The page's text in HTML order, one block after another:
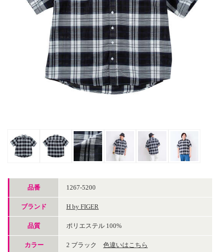
品番 1267-5200
ブランド H by FIGER
品質 ポリエステル 100%
カラー 2 ブラック 色違いはこちら